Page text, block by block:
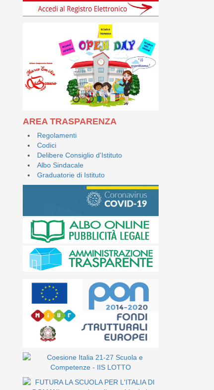
AREA TRASPARENZA
Regolamenti
Codici
Delibere Consiglio d'Istituto
Albo Sindacale
Graduatorie di Istituto